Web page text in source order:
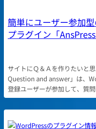
簡単にユーザー参加
プラグイン「
サイトにＱ＆Ａを作りたいと
Question and answer」は、
登録ユーザーが参加して、質